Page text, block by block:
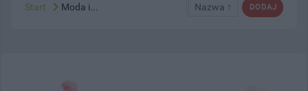
DODAJ
Nazwa ↑
Start Moda i...